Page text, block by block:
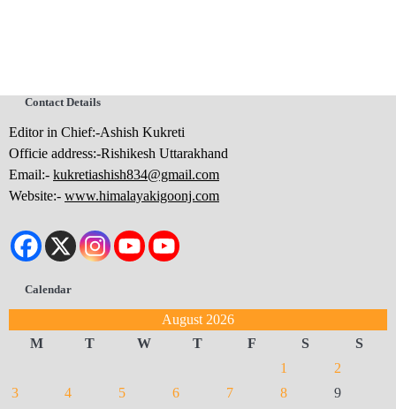
Contact Details
Editor in Chief:-Ashish Kukreti
Officie address:-Rishikesh Uttarakhand
Email:- kukretiashish834@gmail.com
Website:- www.himalayakigoonj.com
Calendar
August 2026
M
T W T F S
S
1
2
3
4 5 6 7 8
9